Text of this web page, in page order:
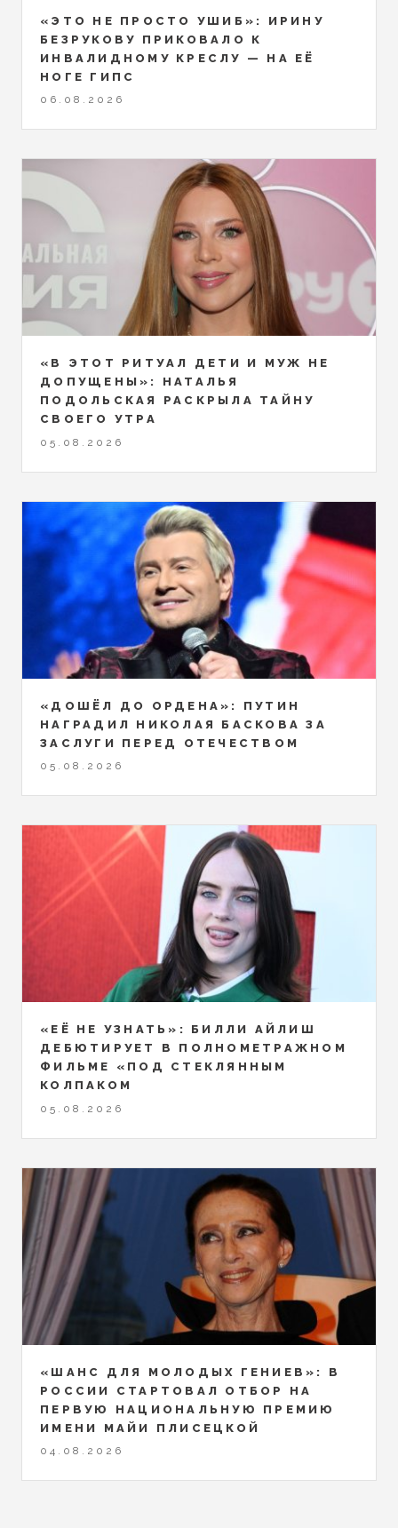
«ЭТО НЕ ПРОСТО УШИБ»: ИРИНУ
БЕЗРУКОВУ ПРИКОВАЛО К
ИНВАЛИДНОМУ КРЕСЛУ — НА ЕЁ
НОГЕ ГИПС
06.08.2026
«В ЭТОТ РИТУАЛ ДЕТИ И МУЖ НЕ
ДОПУЩЕНЫ»: НАТАЛЬЯ
ПОДОЛЬСКАЯ РАСКРЫЛА ТАЙНУ
СВОЕГО УТРА
05.08.2026
«ДОШЁЛ ДО ОРДЕНА»: ПУТИН
НАГРАДИЛ НИКОЛАЯ БАСКОВА ЗА
ЗАСЛУГИ ПЕРЕД ОТЕЧЕСТВОМ
05.08.2026
«ЕЁ НЕ УЗНАТЬ»: БИЛЛИ АЙЛИШ
ДЕБЮТИРУЕТ В ПОЛНОМЕТРАЖНОМ
ФИЛЬМЕ «ПОД СТЕКЛЯННЫМ
КОЛПАКОМ
05.08.2026
«ШАНС ДЛЯ МОЛОДЫХ ГЕНИЕВ»: В
РОССИИ СТАРТОВАЛ ОТБОР НА
ПЕРВУЮ НАЦИОНАЛЬНУЮ ПРЕМИЮ
ИМЕНИ МАЙИ ПЛИСЕЦКОЙ
04.08.2026